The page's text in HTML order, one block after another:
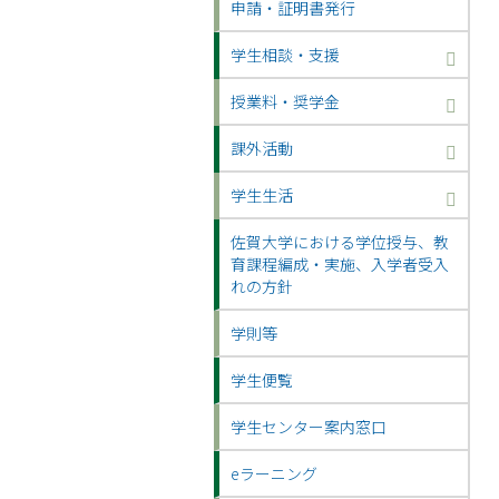
申請・証明書発行
学生相談・支援
授業料・奨学金
課外活動
学生生活
佐賀大学における学位授与、教
育課程編成・実施、入学者受入
れの方針
学則等
学生便覧
学生センター案内窓口
eラーニング